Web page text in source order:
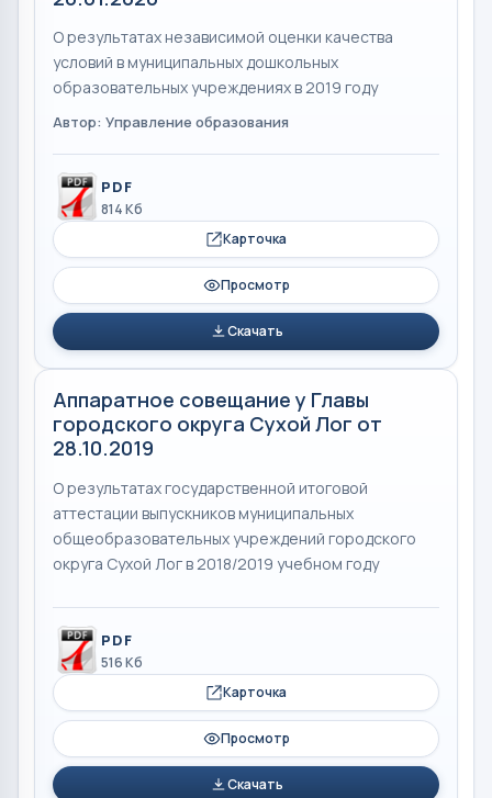
О результатах независимой оценки качества
условий в муниципальных дошкольных
образовательных учреждениях в 2019 году
Автор: Управление образования
PDF
814 Кб
Карточка
Просмотр
Скачать
Аппаратное совещание у Главы
городского округа Сухой Лог от
28.10.2019
О результатах государственной итоговой
аттестации выпускников муниципальных
общеобразовательных учреждений городского
округа Сухой Лог в 2018/2019 учебном году
PDF
516 Кб
Карточка
Просмотр
Скачать